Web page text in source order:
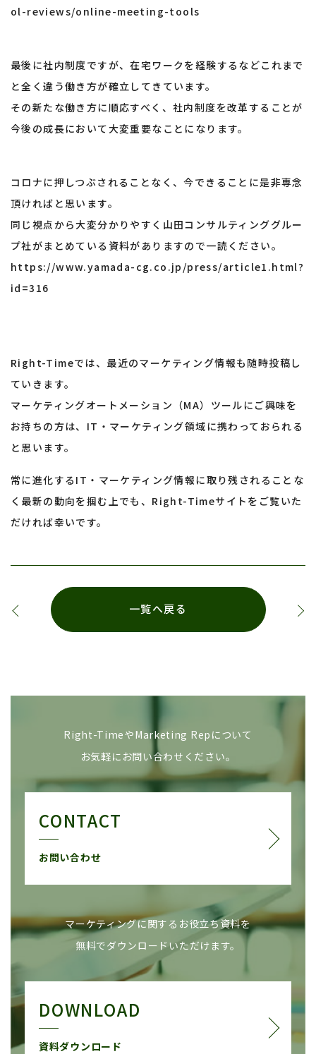
ol-reviews/online-meeting-tools
最後に社内制度ですが、在宅ワークを経験するなどこれまで
と全く違う働き方が確立してきています。
その新たな働き方に順応すべく、社内制度を改革することが
今後の成長において大変重要なことになります。
コロナに押しつぶされることなく、今できることに是非専念
頂ければと思います。
同じ視点から大変分かりやすく山田コンサルティンググルー
プ社がまとめている資料がありますので一読ください。
https://www.yamada-cg.co.jp/press/article1.html?
id=316
Right-Timeでは、最近のマーケティング情報も随時投稿し
ていきます。
マーケティングオートメーション（MA）ツールにご興味を
お持ちの方は、IT・マーケティング領域に携わっておられる
と思います。
常に進化するIT・マーケティング情報に取り残されることな
く最新の動向を掴む上でも、Right-Timeサイトをご覧いた
だければ幸いです。
一覧へ戻る
Right-TimeやMarketing Repについて
お気軽にお問い合わせください。
CONTACT
お問い合わせ
マーケティングに関するお役立ち資料を
無料でダウンロードいただけます。
DOWNLOAD
資料ダウンロード